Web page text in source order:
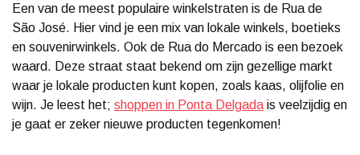
Een van de meest populaire winkelstraten is de Rua de
São José. Hier vind je een mix van lokale winkels, boetieks
en souvenirwinkels. Ook de Rua do Mercado is een bezoek
waard. Deze straat staat bekend om zijn gezellige markt
waar je lokale producten kunt kopen, zoals kaas, olijfolie en
wijn. Je leest het; shoppen in Ponta Delgada is veelzijdig en
je gaat er zeker nieuwe producten tegenkomen!